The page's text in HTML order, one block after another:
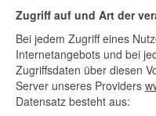
Zugriff auf und Art der
Bei jedem Zugriff eines
Internetangebots und bei
Zugriffsdaten über diesen
Server unseres Providers
Datensatz besteht aus: